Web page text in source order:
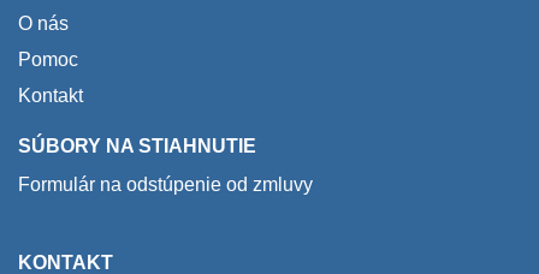
O nás
Pomoc
Kontakt
SÚBORY NA STIAHNUTIE
Formulár na odstúpenie od zmluvy
KONTAKT